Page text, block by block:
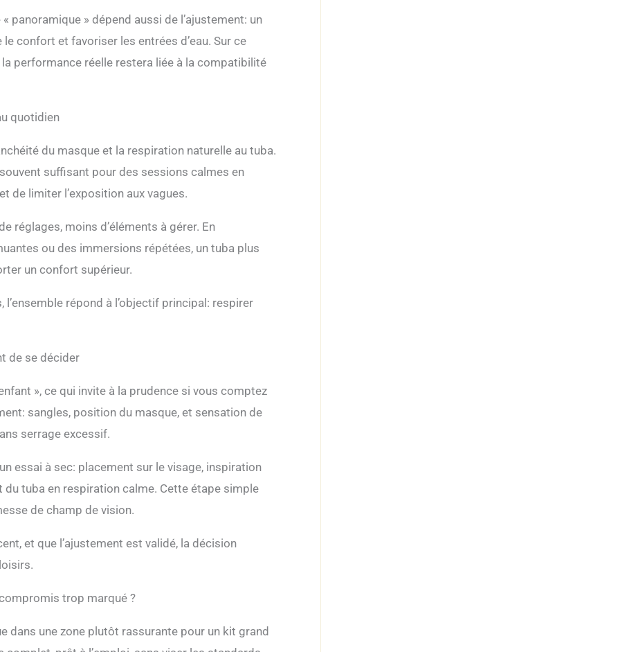
panoramique » dépend aussi de l’ajustement: un
confort et favoriser les entrées d’eau. Sur ce
performance réelle restera liée à la compatibilité
quotidien
du masque et la respiration naturelle au tuba.
suffisant pour des sessions calmes en
de limiter l’exposition aux vagues.
réglages, moins d’éléments à gérer. En
ou des immersions répétées, un tuba plus
un confort supérieur.
répond à l’objectif principal: respirer
de se décider
», ce qui invite à la prudence si vous comptez
sangles, position du masque, et sensation de
serrage excessif.
essai à sec: placement sur le visage, inspiration
du tuba en respiration calme. Cette étape simple
de champ de vision.
et que l’ajustement est validé, la décision
trop marqué ?
dans une zone plutôt rassurante pour un kit grand